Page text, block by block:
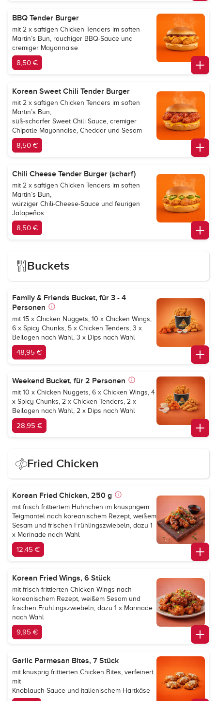
BBQ Tender Burger
mit 2 x saftigen Chicken Tenders im soften
Martin’s Bun, rauchiger BBQ-Sauce und
cremiger Mayonnaise
8,50 €
Korean Sweet Chili Tender Burger
mit 2 x saftigen Chicken Tenders im soften
Martin’s Bun,
süß-scharfer Sweet Chili Sauce, cremiger
Chipotle Mayonnaise, Cheddar und Sesam
8,50 €
Chili Cheese Tender Burger (scharf)
mit 2 x saftigen Chicken Tenders im soften
Martin’s Bun,
würziger Chili-Cheese-Sauce und feurigen
Jalapeños
8,50 €
Buckets
Family & Friends Bucket, für 3 - 4
Personen
mit 15 x Chicken Nuggets, 10 x Chicken Wings,
6 x Spicy Chunks, 5 x Chicken Tenders, 3 x
Beilagen nach Wahl, 3 x Dips nach Wahl
48,95 €
Weekend Bucket, für 2 Personen
mit 10 x Chicken Nuggets, 6 x Chicken Wings, 4
x Spicy Chunks, 2 x Chicken Tenders, 2 x
Beilagen nach Wahl, 2 x Dips nach Wahl
28,95 €
Fried Chicken
Korean Fried Chicken, 250 g
mit frisch frittiertem Hühnchen im knusprigem
Teigmantel nach koreanischem Rezept, weißem
Sesam und frischen Frühlingszwiebeln, dazu 1
x Marinade nach Wahl
12,45 €
Korean Fried Wings, 6 Stück
mit frisch frittierten Chicken Wings nach
koreanischem Rezept, weißem Sesam und
frischen Frühlingszwiebeln, dazu 1 x Marinade
nach Wahl
9,95 €
Garlic Parmesan Bites, 7 Stück
mit knusprig frittierten Chicken Bites, verfeinert
mit
Knoblauch-Sauce und italienischem Hartkäse